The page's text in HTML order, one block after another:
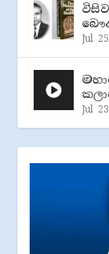
Jul
Jul